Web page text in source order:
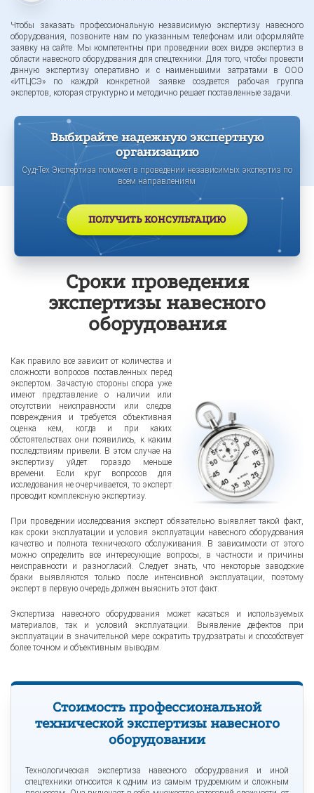
Чтобы заказать профессиональную независимую экспертизу навесного
оборудования, позвоните нам по указанным телефонам или оформляйте
заявку на сайте. Мы компетентны при проведении всех видов экспертиз в
области навесного оборудования для спецтехники. Для того, чтобы провести
данную экспертизу оперативно и с наименьшими затратами в ООО
«ИТЦСЭ» по каждой конкретной заявке создается рабочая группа
экспертов, которая структурно и методично решает поставленные задачи.
Выбирайте надежную экспертную
организацию
Суд-Тех Экспертиза поможет в проведении независимых экспертиз по
всем направлениям
ПОЛУЧИТЬ КОНСУЛЬТАЦИЮ
Сроки проведения
экспертизы навесного
оборудования
Как правило все зависит от количества и
сложности вопросов поставленных перед
экспертом. Зачастую стороны спора уже
имеют представление о наличии или
отсутствии неисправности или следов
повреждения и требуется объективная
оценка кем, когда и при каких
обстоятельствах они появились, к каким
последствиям привели. В этом случае на
экспертизу уйдет гораздо меньше
времени. Если круг вопросов для
исследования не очерчивается, то эксперт
проводит комплексную экспертизу.
При проведении исследования эксперт обязательно выявляет такой факт,
как сроки эксплуатации и условия эксплуатации навесного оборудования
качество и полнота технического обслуживания. В зависимости от этого
можно определить все интересующие вопросы, в частности и причины
неисправности и разногласий. Следует знать, что некоторые заводские
браки выявляются только после интенсивной эксплуатации, поэтому
эксперт в первую очередь должен выяснить этот факт.
Экспертиза навесного оборудования может касаться и используемых
материалов, так и условий эксплуатации. Выявление дефектов при
эксплуатации в значительной мере сократить трудозатраты и способствует
более точном и объективным выводам.
Стоимость профессиональной
технической экспертизы навесного
оборудовании
Технологическая экспертиза навесного оборудования и иной
спецтехники относится к одним из самым трудоемким и сложным